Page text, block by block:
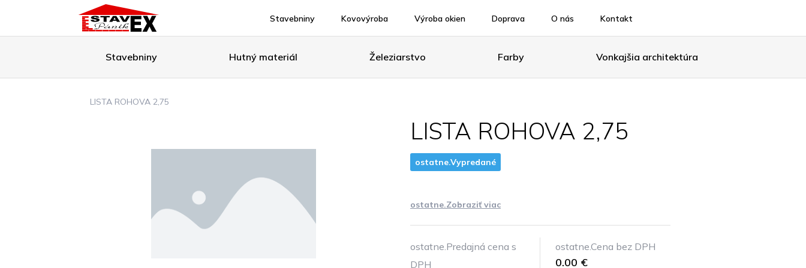
Stavebniny Kovovýroba Výroba okien Doprava O nás Kontakt
Stavebniny Hutný materiál Železiarstvo Farby Vonkajšia architektúra
LISTA ROHOVA 2,75
LISTA ROHOVA 2,75
ostatne.Vypredané
ostatne.Zobraziť viac
ostatne.Predajná cena s
DPH
ostatne.Cena bez DPH
0.00 €